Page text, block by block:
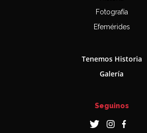
Fotografía
Efemérides
Tenemos Historia
Galería
Seguinos